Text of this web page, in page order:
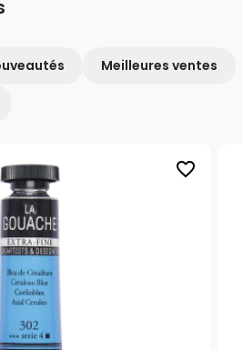
Meilleures ventes
favorite_border